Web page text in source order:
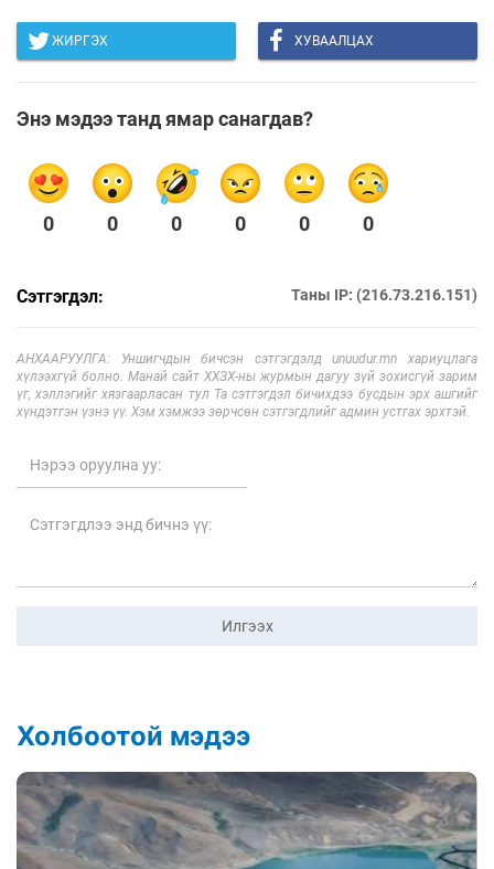
ЖИРГЭХ ХУВААЛЦАХ
Энэ мэдээ танд ямар санагдав?
0 0 0 0 0 0
Сэтгэгдэл: Таны IP: (216.73.216.151)
АНХААРУУЛГА: Уншигчдын бичсэн сэтгэгдэлд unuudur.mn хариуцлага
хүлээхгүй болно. Манай сайт ХХЗХ-ны журмын дагуу зүй зохисгүй зарим
үг, хэллэгийг хязгаарласан тул Та сэтгэгдэл бичихдээ бусдын эрх ашгийг
хүндэтгэн үзнэ үү. Хэм хэмжээ зөрчсөн сэтгэгдлийг админ устгах эрхтэй.
Илгээх
Холбоотой мэдээ